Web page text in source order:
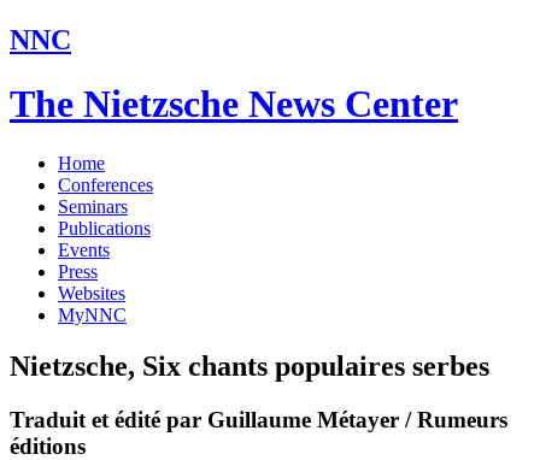
NNC
The Nietzsche News Center
Home
Conferences
Seminars
Publications
Events
Press
Websites
MyNNC
Nietzsche, Six chants populaires serbes
Traduit et édité par Guillaume Métayer / Rumeurs
éditions